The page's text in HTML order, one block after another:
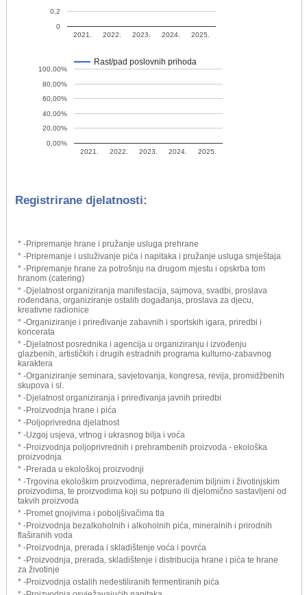
2021. 2022. 2023. 2024. 2025.
0
0,2
Rast/pad poslovnih prihoda
2021. 2022. 2023. 2024. 2025.
0,00%
20,00%
40,00%
60,00%
80,00%
100,00%
Registrirane djelatnosti:
* -Pripremanje hrane i pružanje usluga prehrane
* -Pripremanje i usluživanje pića i napitaka i pružanje usluga smještaja
* -Pripremanje hrane za potrošnju na drugom mjestu i opskrba tom
hranom (catering)
* -Djelatnost organiziranja manifestacija, sajmova, svadbi, proslava
rođendana, organiziranje ostalih događanja, proslava za djecu,
kreativne radionice
* -Organiziranje i priređivanje zabavnih i sportskih igara, priredbi i
koncerata
* -Djelatnost posrednika i agencija u organiziranju i izvođenju
glazbenih, artističkih i drugih estradnih programa kulturno-zabavnog
karaktera
* -Organiziranje seminara, savjetovanja, kongresa, revija, promidžbenih
skupova i sl.
* -Djelatnost organiziranja i priređivanja javnih priredbi
* -Proizvodnja hrane i pića
* -Poljoprivredna djelatnost
* -Uzgoj usjeva, vrtnog i ukrasnog bilja i voća
* -Proizvodnja poljoprivrednih i prehrambenih proizvoda - ekološka
proizvodnja
* -Prerada u ekološkoj proizvodnji
* -Trgovina ekološkim proizvodima, neprerađenim biljnim i životinjskim
proizvodima, te proizvodima koji su potpuno ili djelomično sastavljeni od
takvih proizvoda
* -Promet gnojivima i poboljšivačima tla
* -Proizvodnja bezalkoholnih i alkoholnih pića, mineralnih i prirodnih
flaširanih voda
* -Proizvodnja, prerada i skladištenje voća i povrća
* -Proizvodnja, prerada, skladištenje i distribucija hrane i pića te hrane
za životinje
* -Proizvodnja ostalih nedestiliranih fermentiranih pića